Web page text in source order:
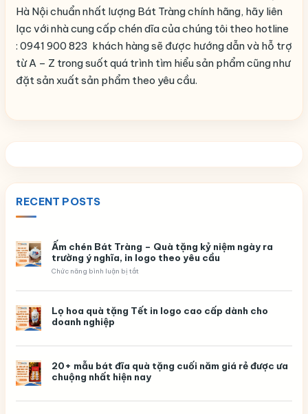
Hà Nội chuẩn nhất lượng Bát Tràng chính hãng, hãy liên
lạc với nhà cung cấp chén dĩa của chúng tôi theo hotline
: 0941 900 823 khách hàng sẽ được hướng dẫn và hỗ trợ
từ A – Z trong suốt quá trình tìm hiểu sản phẩm cũng như
đặt sản xuất sản phẩm theo yêu cầu.
RECENT POSTS
Ấm chén Bát Tràng – Quà tặng kỷ niệm ngày ra
trường ý nghĩa, in logo theo yêu cầu
Chức năng bình luận bị tắtở
Tràng
–
ngày
ra
trường
Lọ hoa quà tặng Tết in logo cao cấp dành cho
doanh nghiệp
20+ mẫu bát đĩa quà tặng cuối năm giá rẻ được ưa
chuộng nhất hiện nay